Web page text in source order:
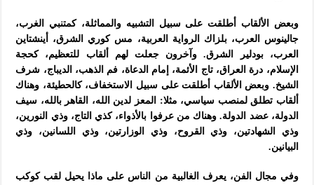
وبعض الألقاب أطلقت على سبيل التشبيه والمماثلة، كمتنبي الغرب،
جالينوس العرب، بلزاك الرواية العربية، مس كوري الشرق، أينشتاين
العرب، بودلير الشرق. وآخرون جعلت لهم ألقاب للتعظيم، كحجة
الإسلام، درة العراق، تاج الأئمة، إمام الدعاة، فم الذهب، الديباج، شرف
الشيخ. وبعض الألقاب أطلقت على سبيل الاستخفاف، كالحطيئة، وهناك
ألقاب تطلق لمنصب سياسي، مثلا: المعز لدين الله، القاهر بالله، سيف
الدولة، عضد الدولة. وهناك من عرفوا بالأذواء، كذي التاج، وذي النورين،
وذي الشهادتين، وذي القروح، وذي الوزارتين، وذي اللسانين، وذي
البيانين.
وفي مجال الفن، يعرف الغالبية من الناس على ماذا يحيل لقب كوكب